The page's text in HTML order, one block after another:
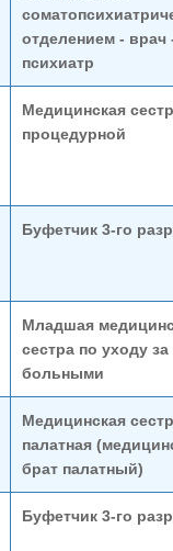
отделением - врач
психиатр
Медицинская
процедурной
Буфетчик 3-го
Младшая
сестра по уходу за
больными
Медицинская
палатная
брат палатный)
Буфетчик 3-го